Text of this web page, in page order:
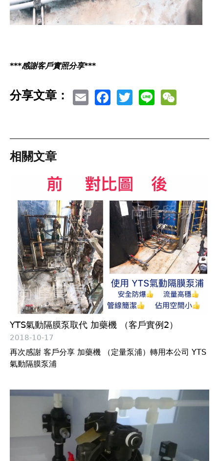
***感謝客戶實照分享***
分享文章： EmailFacebook
Twitter
Line
相關文章
YTS氣動隔膜泵取代 加藥機 （客戶實例2）
2018-10-17
再次感謝 客戶分享 加藥機 （定量泵浦）轉用本公司 YTS
氣動隔膜泵浦